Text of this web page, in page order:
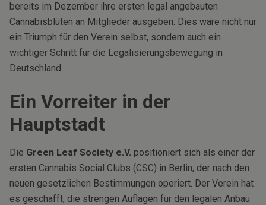
bereits im Dezember ihre ersten legal angebauten
Cannabisblüten an Mitglieder ausgeben. Dies wäre nicht nur
ein Triumph für den Verein selbst, sondern auch ein
wichtiger Schritt für die Legalisierungsbewegung in
Deutschland.
Ein Vorreiter in der
Hauptstadt
Die Green Leaf Society e.V. positioniert sich als einer der
ersten Cannabis Social Clubs (CSC) in Berlin, der nach den
neuen gesetzlichen Bestimmungen operiert. Der Verein hat
es geschafft, die strengen Auflagen für den legalen Anbau